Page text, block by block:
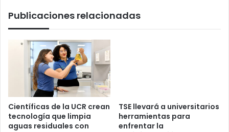
Publicaciones relacionadas
Científicas de la UCR crean
tecnología que limpia
aguas residuales con
TSE llevará a universitarios
herramientas para
enfrentar la